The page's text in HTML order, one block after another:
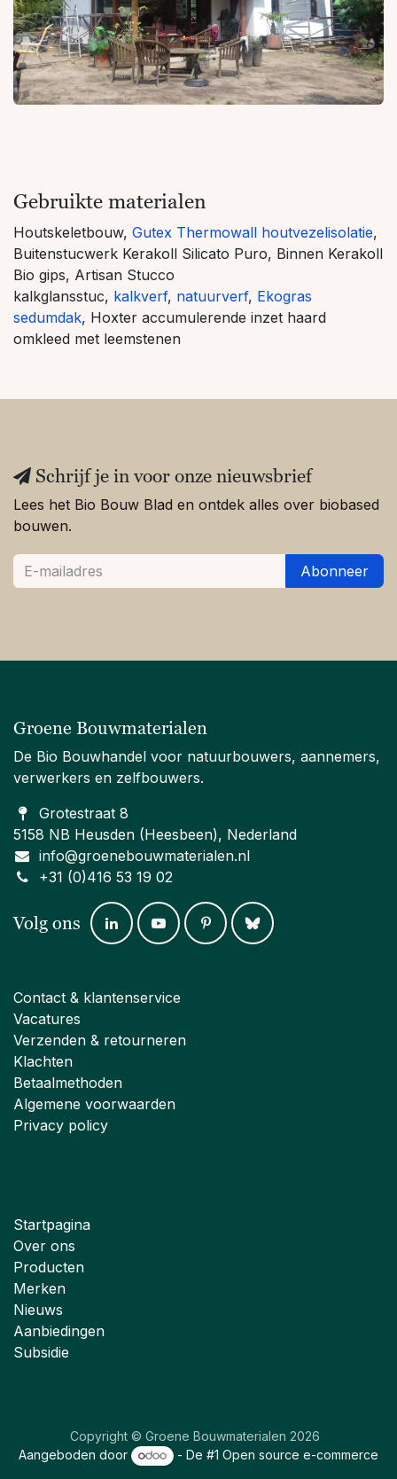
Gebruikte materialen
Houtskeletbouw, Gutex Thermowall houtvezelisolatie,
Buitenstucwerk Kerakoll Silicato Puro, Binnen Kerakoll
Bio gips, Artisan Stucco
kalkglansstuc, kalkverf, natuurverf, Ekogras
sedumdak, Hoxter accumulerende inzet haard
omkleed met leemstenen
Schrijf je in voor onze nieuwsbrief
Lees het Bio Bouw Blad en ontdek alles over biobased
bouwen.
Abonneer
Groene Bouwmaterialen
De Bio Bouwhandel voor natuurbouwers, aannemers,
verwerkers en zelfbouwers.
Grotestraat 8
5158 NB Heusden (Heesbeen), Nederland
info@groenebouwmaterialen.nl
+31 (0)416 53 19 02
Volg ons
Contact & klantenservice
Vacatures
Verzenden & retourneren
Klachten
Betaalmethoden
Algemene voorwaarden
Privacy policy
Startpagina
Over ons
Producten
Merken
Nieuws
Aanbiedingen
Subsidie
Copyright © Groene Bouwmaterialen 2026
Aangeboden door
- De #1Open source e-commerce